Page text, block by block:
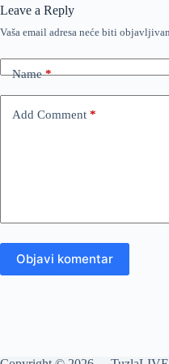
Leave a Reply
Vaša email adresa neće biti
Name*
Add Comment *
Objavi komentar